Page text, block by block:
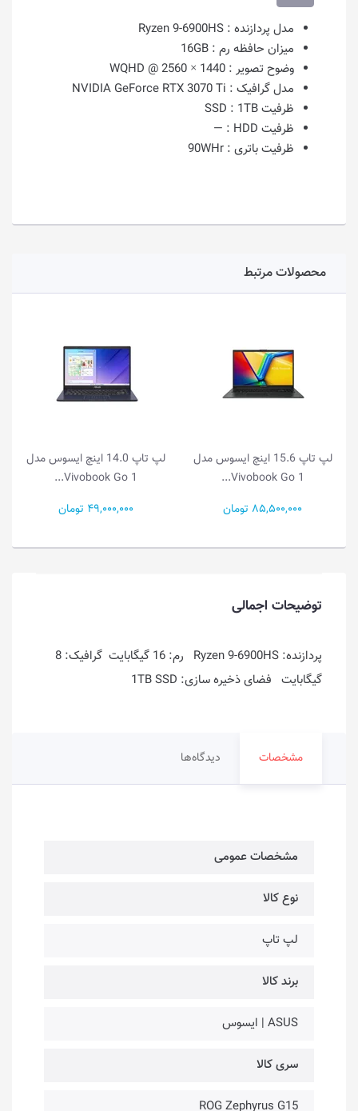
مدل پردازنده : Ryzen 9-6900HS
میزان حافظه رم : 16GB
وضوح تصویر : 1440 × 2560 @ WQHD
مدل گرافیک : NVIDIA GeForce RTX 3070 Ti
ظرفیت SSD :1TB
ظرفیت HDD :
—
ظرفیت باتری : 90WHr
محصولات مرتبط
لپ تاپ 15.6 اینچ ایسوس مدل
Vivobook Go 1...
85,500,000 تومان
لپ تاپ 14.0 اینچ ایسوس مدل
Vivobook Go 1...
49,000,000 تومان
توضیحات اجمالی
پردازنده: Ryzen 9-6900HS رم: 16 گیگابایت گرافیک: 8
گیگابایت فضای ذخیره سازی: 1TB SSD
مشخصات دیدگاه‌ها
مشخصات عمومی
نوع کالا
لپ تاپ
برند کالا
ASUS | ایسوس
سری کالا
ROG Zephyrus G15